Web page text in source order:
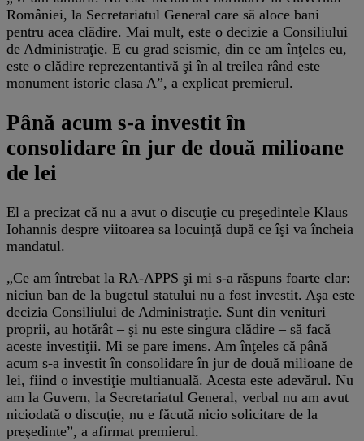
României, la Secretariatul General care să aloce bani
pentru acea clădire. Mai mult, este o decizie a Consiliului
de Administraţie. E cu grad seismic, din ce am înţeles eu,
este o clădire reprezentantivă şi în al treilea rând este
monument istoric clasa A”, a explicat premierul.
Până acum s-a investit în
consolidare în jur de două milioane
de lei
El a precizat că nu a avut o discuţie cu preşedintele Klaus
Iohannis despre viitoarea sa locuinţă după ce îşi va încheia
mandatul.
„Ce am întrebat la RA-APPS şi mi s-a răspuns foarte clar:
niciun ban de la bugetul statului nu a fost investit. Aşa este
decizia Consiliului de Administraţie. Sunt din venituri
proprii, au hotărât – şi nu este singura clădire – să facă
aceste investiţii. Mi se pare imens. Am înţeles că până
acum s-a investit în consolidare în jur de două milioane de
lei, fiind o investiţie multianuală. Acesta este adevărul. Nu
am la Guvern, la Secretariatul General, verbal nu am avut
niciodată o discuţie, nu e făcută nicio solicitare de la
preşedinte”, a afirmat premierul.